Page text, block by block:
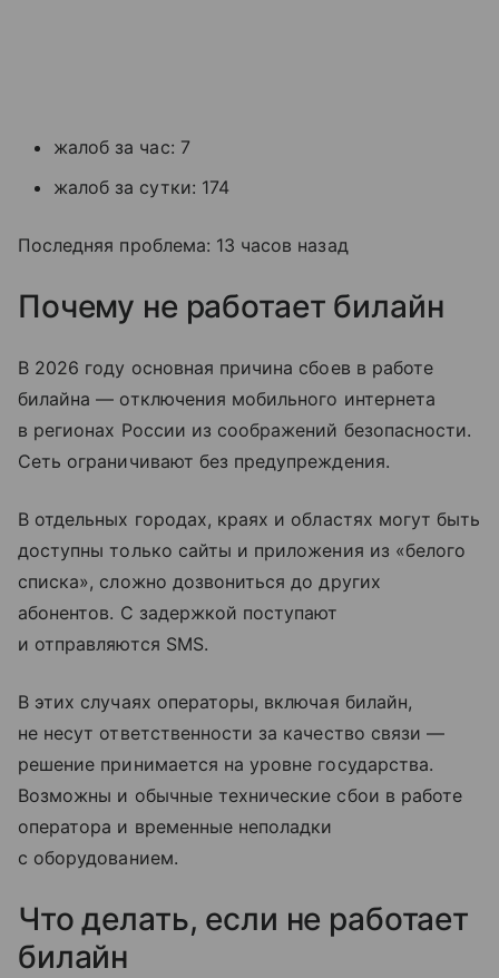
жалоб за час: 7
жалоб за сутки: 174
Последняя проблема: 13 часов назад
Почему не работает билайн
В 2026 году основная причина сбоев в работе
билайна — отключения мобильного интернета
в регионах России из соображений безопасности.
Сеть ограничивают без предупреждения.
В отдельных городах, краях и областях могут быть
доступны только сайты и приложения из «белого
списка», сложно дозвониться до других
абонентов. С задержкой поступают
и отправляются SMS.
В этих случаях операторы, включая билайн,
не несут ответственности за качество связи —
решение принимается на уровне государства.
Возможны и обычные технические сбои в работе
оператора и временные неполадки
с оборудованием.
Что делать, если не работает
билайн